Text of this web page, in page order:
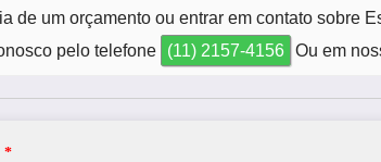
de um orçamento ou entrar em contato sobre
pelo telefone
(11) 2157-4156 Ou em
*